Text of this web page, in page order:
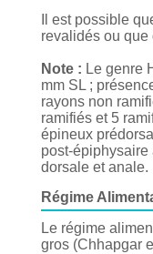
Il est possible
revalidés ou
Note : Le genre
mm SL ;
rayons non
ramifiés et 5
épineux
post-épiphysaire
dorsale et anale.
Régime
Le régime
gros (Chhapgar